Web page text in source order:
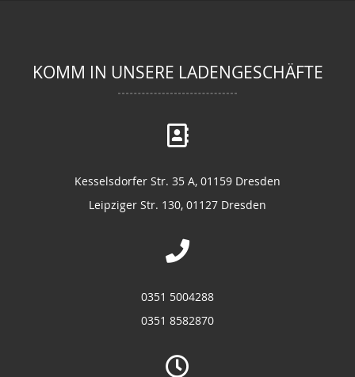
KOMM IN UNSERE LADENGESCHÄFTE
Kesselsdorfer Str. 35 A, 01159 Dresden
Leipziger Str. 130, 01127 Dresden
0351 5004288
0351 8582870